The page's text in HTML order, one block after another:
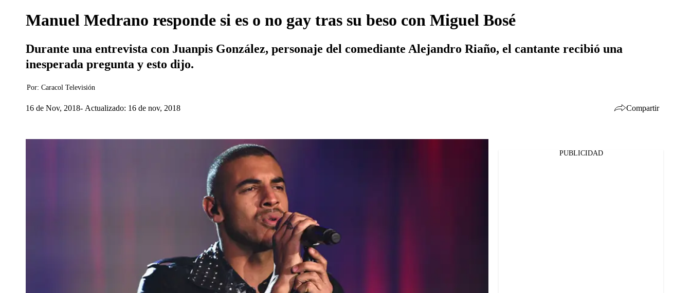
Manuel Medrano responde si es o no gay tras su beso con Miguel Bosé
Durante una entrevista con Juanpis González, personaje del comediante Alejandro Riaño, el cantante recibió una
inesperada pregunta y esto dijo.
Por: Caracol Televisión
16 de Nov, 2018 Actualizado: 16 de nov, 2018 Compartir
PUBLICIDAD